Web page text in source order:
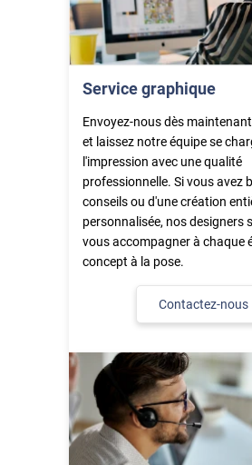
Service graphique
Envoyez-nous dès
et laissez notre équipe se
l'impression avec une qualité
professionnelle. Si vous avez
conseils ou d'une création
personnalisée, nos designers
vous accompagner à chaque
concept à la pose.
Contactez-nous